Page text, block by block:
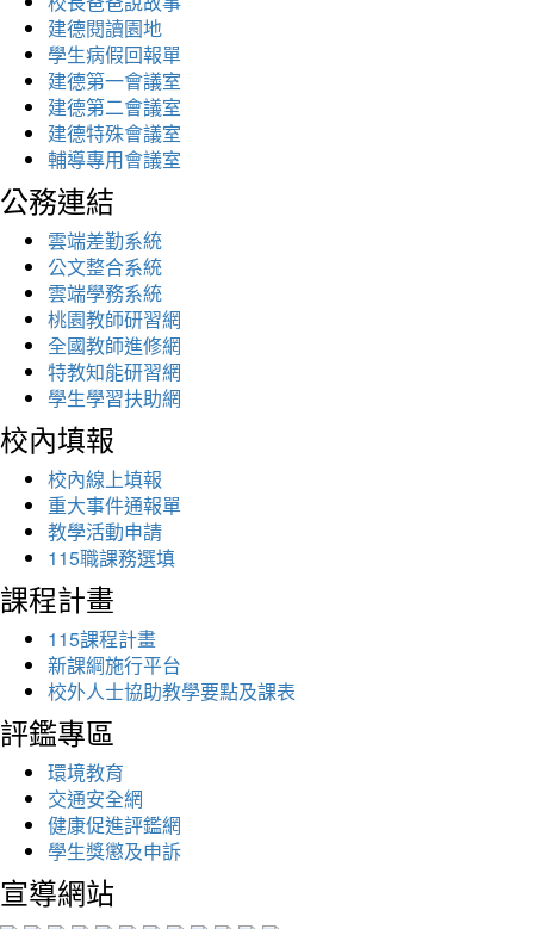
建德閱讀園地
學生病假回報單
建德第一會議室
建德第二會議室
建德特殊會議室
輔導專用會議室
公務連結
雲端差勤系統
公文整合系統
雲端學務系統
桃園教師研習網
全國教師進修網
特教知能研習網
學生學習扶助網
校內填報
校內線上填報
重大事件通報單
教學活動申請
115職課務選填
課程計畫
115課程計畫
新課綱施行平台
校外人士協助教學要點及課表
評鑑專區
環境教育
交通安全網
健康促進評鑑網
學生獎懲及申訴
宣導網站